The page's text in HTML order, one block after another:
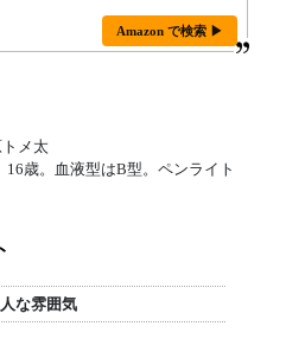
Amazon で検索 ▶
メ太
歳。血液型はB型。ペンライト
な雰囲気